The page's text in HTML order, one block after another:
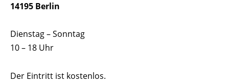
14195 Berlin
Dienstag – Sonntag
10 – 18 Uhr
Der Eintritt ist kostenlos.